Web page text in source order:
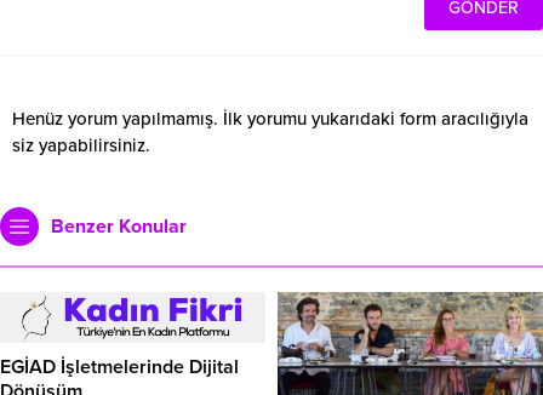
Henüz yorum yapılmamış. İlk yorumu yukarıdaki form aracılığıyla
siz yapabilirsiniz.
Benzer Konular
EGİAD İşletmelerinde Dijital